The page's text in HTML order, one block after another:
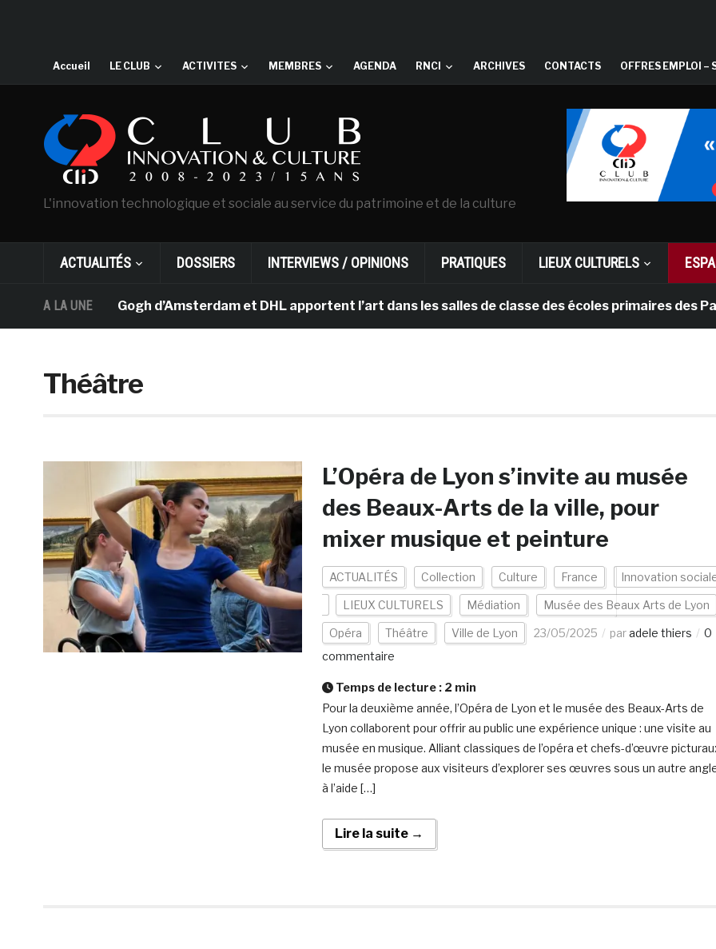
Accueil LE CLUB ACTIVITES MEMBRES AGENDA RNCI ARCHIVES CONTACTS OFFRES EMPLOI –
L'innovation technologique et sociale au service du patrimoine et de la culture
ACTUALITÉS DOSSIERS INTERVIEWS / OPINIONS PRATIQUES LIEUX CULTURELS
A LA UNE
Van Gogh d’Amsterdam et DHL apportent l’art dans les salles de classe des écoles primaires des Pays-bas
Théâtre
L’Opéra de Lyon s’invite au musée
des Beaux-Arts de la ville, pour
mixer musique et peinture
ACTUALITÉS Collection Culture France Innovation
LIEUX CULTURELS Médiation Musée des Beaux Arts de Lyon
Opéra Théâtre Ville de Lyon 23/05/2025 paradele thiers
0
commentaire
Temps de lecture : 2 min
Pour la deuxième année, l’Opéra de Lyon et le musée des Beaux-Arts de
Lyon collaborent pour offrir au public une expérience unique : une visite au
musée en musique. Alliant classiques de l’opéra et chefs-d’œuvre
le musée propose aux visiteurs d’explorer ses œuvres sous un autre
à l’aide […]
Lire la suite →